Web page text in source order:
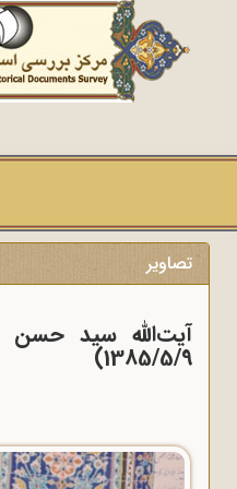
تصاویر
آیت‌الله سید
1385/5/9)